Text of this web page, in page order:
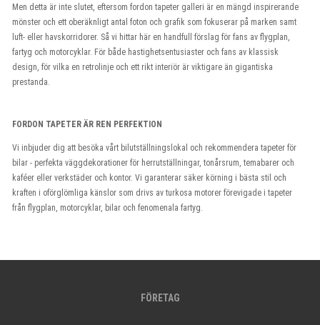
Men detta är inte slutet, eftersom fordon tapeter galleri är en mängd inspirerande
mönster och ett oberäknligt antal foton och grafik som fokuserar på marken samt
luft- eller havskorridorer. Så vi hittar här en handfull förslag för fans av flygplan,
fartyg och motorcyklar. För både hastighetsentusiaster och fans av klassisk
design, för vilka en retrolinje och ett rikt interiör är viktigare än gigantiska
prestanda.
FORDON TAPETER ÄR REN PERFEKTION
Vi inbjuder dig att besöka vårt bilutställningslokal och rekommendera tapeter för
bilar - perfekta väggdekorationer för herrutställningar, tonårsrum, temabarer och
kaféer eller verkstäder och kontor. Vi garanterar säker körning i bästa stil och
kraften i oförglömliga känslor som drivs av turkosa motorer förevigade i tapeter
från flygplan, motorcyklar, bilar och fenomenala fartyg.
FÖRETAG